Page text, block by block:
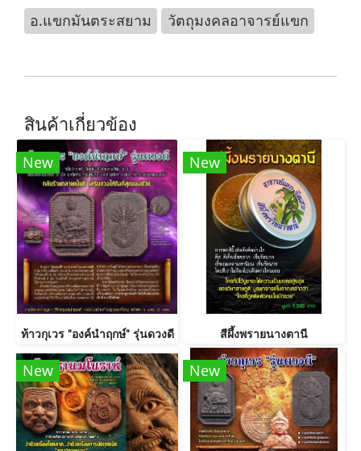
อ.แขกมันตระสยาม
วัตถุมงคลอาจารย์แขก
สินค้าเกี่ยวข้อง
New
ท้าวกุเวร "องค์นำฤกษ์" รุ่นดวงดี
New
สีผึ้งพรายนางตานี
New New